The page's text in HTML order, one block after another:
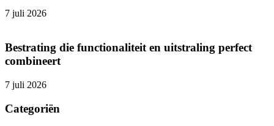
7 juli 2026
Bestrating die functionaliteit en uitstraling perfect
combineert
7 juli 2026
Categoriën